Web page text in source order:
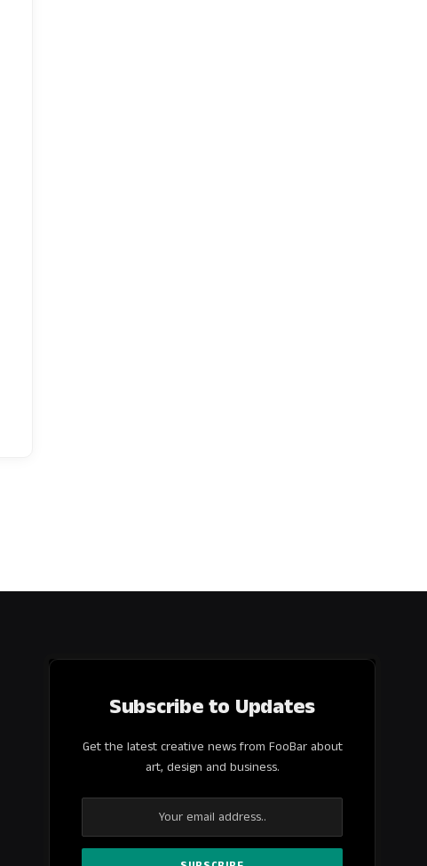
Subscribe to Updates
Get the latest creative news from FooBar about
art, design and business.